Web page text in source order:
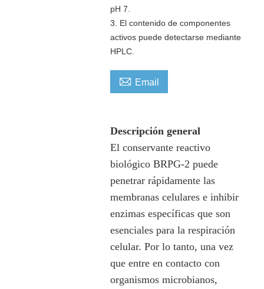
pH 7.
3. El contenido de componentes
activos puede detectarse mediante
HPLC.
 Email
Descripción general
El conservante reactivo
biológico BRPG-2 puede
penetrar rápidamente las
membranas celulares e inhibir
enzimas específicas que son
esenciales para la respiración
celular. Por lo tanto, una vez
que entre en contacto con
organismos microbianos,